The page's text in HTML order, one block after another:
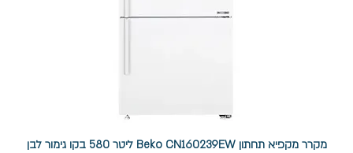
מקרר מקפיא תחתון Beko CN160239EW ליטר 580 בקו גימור לבן